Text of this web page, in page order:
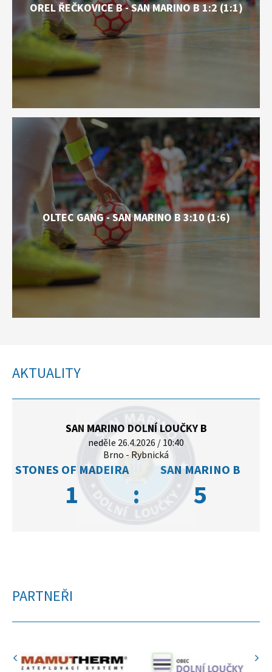
OREL ŘEČKOVICE B - SAN MARINO B 1:2 (1:1)
OLTEC GANG - SAN MARINO B 3:10 (1:6)
AKTUALITY
SAN MARINO DOLNÍ LOUČKY B
neděle 26.4.2026 / 10:40
Brno - Rybnická
STONES OF MADEIRA SAN MARINO B
1 : 5
PARTNEŘI